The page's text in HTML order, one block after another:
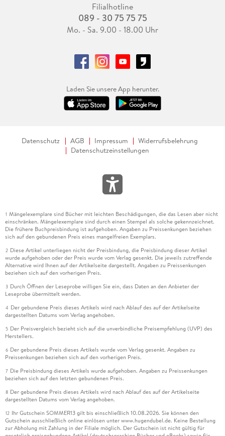
Filialhotline
089 - 30 75 75 75
Mo. - Sa. 9.00 - 18.00 Uhr
Laden Sie unsere App herunter.
Datenschutz AGB Impressum
Widerrufsbelehrung
Datenschutzeinstellungen
1 Mängelexemplare sind Bücher mit leichten Beschädigungen, die das Lesen aber nicht
einschränken. Mängelexemplare sind durch einen Stempel als solche gekennzeichnet.
Die frühere Buchpreisbindung ist aufgehoben. Angaben zu Preissenkungen beziehen
sich auf den gebundenen Preis eines mangelfreien Exemplars.
2 Diese Artikel unterliegen nicht der Preisbindung, die Preisbindung dieser Artikel
wurde aufgehoben oder der Preis wurde vom Verlag gesenkt. Die jeweils zutreffende
Alternative wird Ihnen auf der Artikelseite dargestellt. Angaben zu Preissenkungen
beziehen sich auf den vorherigen Preis.
3 Durch Öffnen der Leseprobe willigen Sie ein, dass Daten an den Anbieter der
Leseprobe übermittelt werden.
4 Der gebundene Preis dieses Artikels wird nach Ablauf des auf der Artikelseite
dargestellten Datums vom Verlag angehoben.
5 Der Preisvergleich bezieht sich auf die unverbindliche Preisempfehlung (UVP) des
Herstellers.
6 Der gebundene Preis dieses Artikels wurde vom Verlag gesenkt. Angaben zu
Preissenkungen beziehen sich auf den vorherigen Preis.
7 Die Preisbindung dieses Artikels wurde aufgehoben. Angaben zu Preissenkungen
beziehen sich auf den letzten gebundenen Preis.
8 Der gebundene Preis dieses Artikels wird nach Ablauf des auf der Artikelseite
dargestellten Datums vom Verlag angehoben.
12 Ihr Gutschein SOMMER13 gilt bis einschließlich 10.08.2026. Sie können den
Gutschein ausschließlich online einlösen unter www.hugendubel.de. Keine Bestellung
zur Abholung mit Zahlung in der Filiale möglich. Der Gutschein ist nicht gültig für